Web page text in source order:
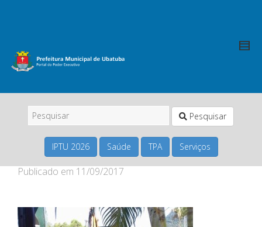
Pesquisar
IPTU 2026 Saúde TPA Serviços
Publicado em 11/09/2017